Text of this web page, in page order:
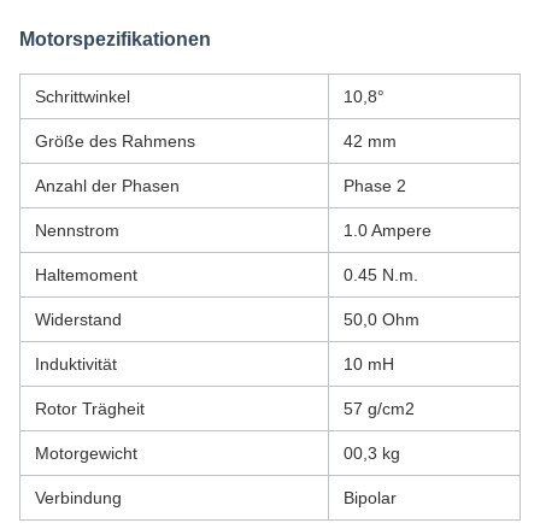
Motorspezifikationen
Schrittwinkel 10,8°
Größe des Rahmens 42 mm
Anzahl der Phasen Phase 2
Nennstrom 1.0 Ampere
Haltemoment 0.45 N.m.
Widerstand 50,0 Ohm
Induktivität 10 mH
Rotor Trägheit 57 g/cm2
Motorgewicht 00,3 kg
Verbindung Bipolar